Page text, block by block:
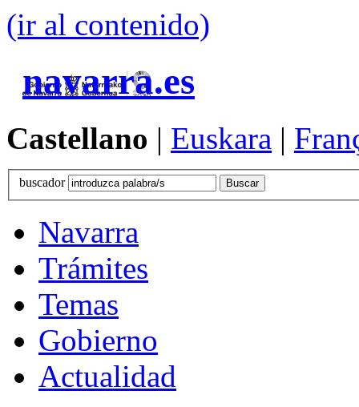
(ir al contenido)
navarra.es
Castellano | Euskara |
buscador
Navarra
Trámites
Temas
Gobierno
Actualidad